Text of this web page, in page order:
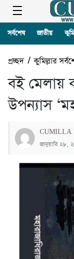
সর্বশেষ জাতীয়
প্রচ্ছদ/কুমিল্লার
বই মেলায়
উপন্যাস
CUMILLA
জানুয়ারি ২৮,